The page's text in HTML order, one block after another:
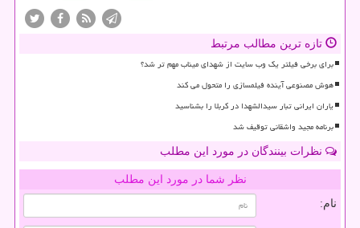
تازه ترین مطالب مرتبط
برای برخی فیلتر یک وب سایت از شهدای میناب مهم تر شد؟
هوش مصنوعی آینده فیلمسازی را متحول می کند
یاران ایرانی تبار سیدالشهدا در کربلا را بشناسید
برنامه مجید واشقانی توقیف شد
نظرات بینندگان در مورد این مطلب
نظر شما در مورد این مطلب
نام: